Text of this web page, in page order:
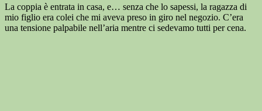
La coppia è entrata in casa, e… senza che lo sapessi, la ragazza di
mio figlio era colei che mi aveva preso in giro nel negozio. C’era
una tensione palpabile nell’aria mentre ci sedevamo tutti per cena.